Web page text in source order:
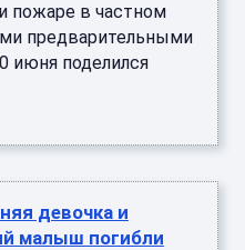
пожаре в частном
предварительными
июня поделился
девочка и
малыш погибли